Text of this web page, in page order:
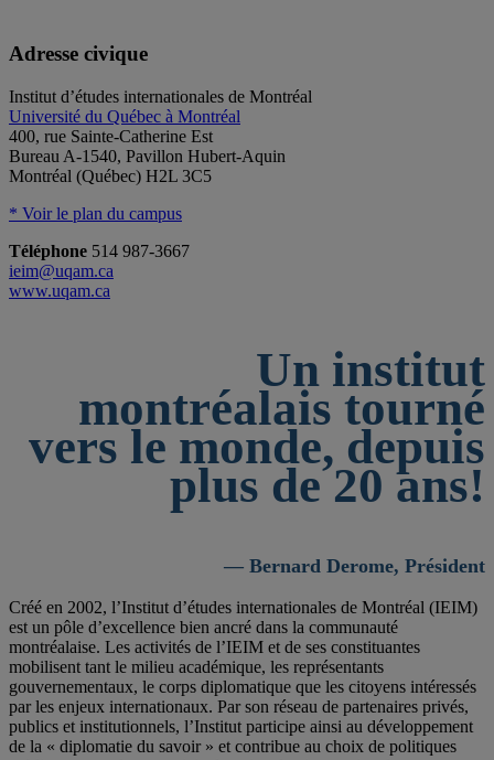
Adresse civique
Institut d’études internationales de Montréal
Université du Québec à Montréal
400, rue Sainte-Catherine Est
Bureau A-1540, Pavillon Hubert-Aquin
Montréal (Québec) H2L 3C5
* Voir le plan du campus
Téléphone 514 987-3667
ieim@uqam.ca
www.uqam.ca
Un institut
montréalais tourné
vers le monde, depuis
plus de 20 ans!
— Bernard Derome, Président
Créé en 2002, l’Institut d’études internationales de Montréal (IEIM)
est un pôle d’excellence bien ancré dans la communauté
montréalaise. Les activités de l’IEIM et de ses constituantes
mobilisent tant le milieu académique, les représentants
gouvernementaux, le corps diplomatique que les citoyens intéressés
par les enjeux internationaux. Par son réseau de partenaires privés,
publics et institutionnels, l’Institut participe ainsi au développement
de la « diplomatie du savoir » et contribue au choix de politiques